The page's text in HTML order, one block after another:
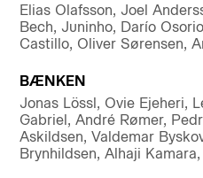
Elias Olafsson, Joel
Bech, Juninho, Darío
Castillo, Oliver Sørensen,
BÆNKEN
Jonas Lössl, Ovie Ejeheri,
Gabriel, André Rømer,
Askildsen, Valdemar
Brynhildsen, Alhaji